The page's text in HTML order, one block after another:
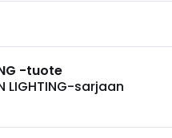
-tuote
LIGHTING-sarjaan